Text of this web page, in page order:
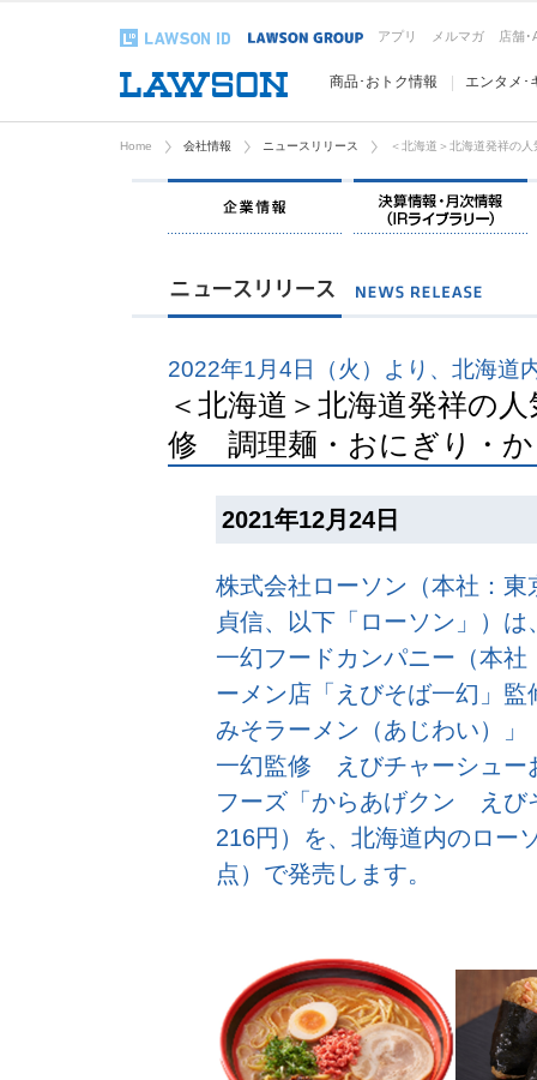
アプリ メルマガ 店舗･
商品･おトク情報 エンタメ･
Home 会社情報 ニュースリリース ＜北海道＞北海道発祥の
企業情報
2022年1月4日（火）より、北海道
＜北海道＞北海道発祥の
修 調理麺・おにぎり・
2021年12月24日
株式会社ローソン（本社：
貞信、以下「ローソン」）
一幻フードカンパニー（本
ーメン店「えびそば一幻」
みそラーメン（あじわい）
一幻監修 えびチャーシュー
フーズ「からあげクン え
216円）を、北海道内のロー
点）で発売します。